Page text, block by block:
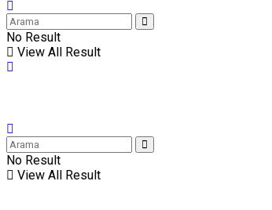
No Result
View All Result
No Result
View All Result